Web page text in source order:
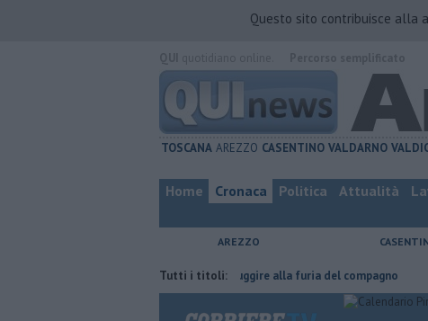
Questo sito contribuisce alla
TOSCANA AREZZO CASENTINO VALDARNO
Home Cronaca Politica Attualità
AREZZO
Tutti i titoli:
Nascosta in un bar per sfuggire alla furia del compagno ​Tutte